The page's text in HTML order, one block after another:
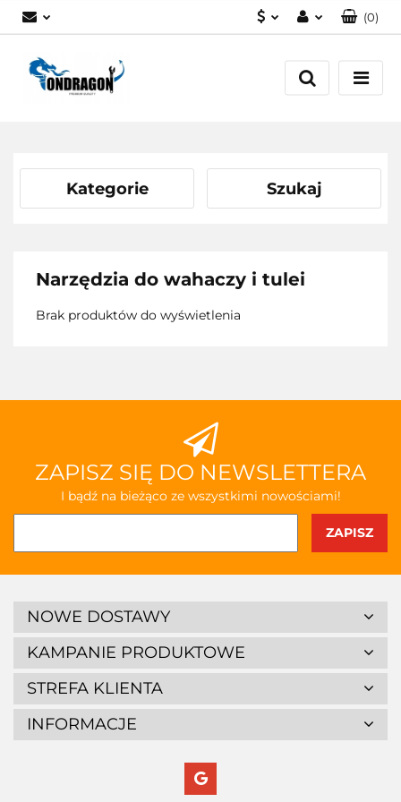
Zaloguj się
Załóż konto
(0)
Kategorie Szukaj
Narzędzia do wahaczy i tulei
Brak produktów do wyświetlenia
ZAPISZ SIĘ DO NEWSLETTERA
I bądź na bieżąco ze wszystkimi nowościami!
NOWE DOSTAWY
KAMPANIE PRODUKTOWE
STREFA KLIENTA
INFORMACJE